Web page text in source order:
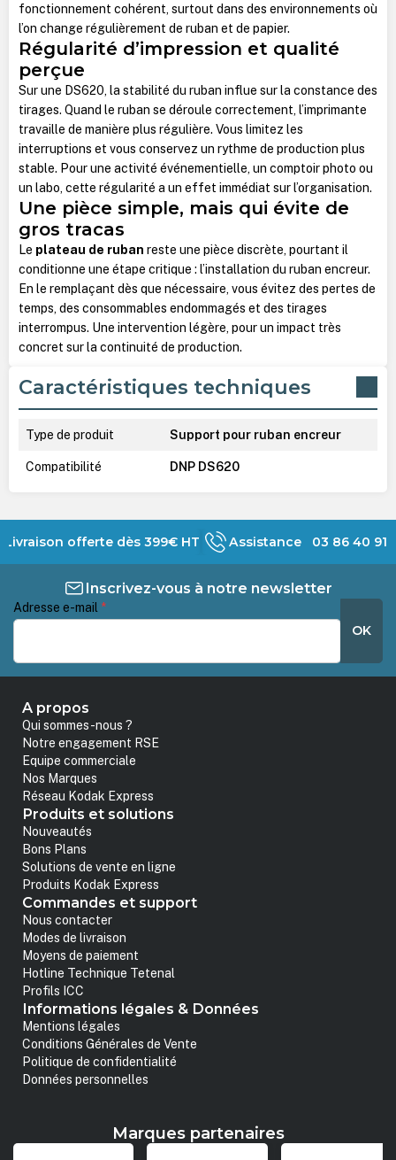
fonctionnement cohérent, surtout dans des environnements où
l’on change régulièrement de ruban et de papier.
Régularité d’impression et qualité
perçue
Sur une DS620, la stabilité du ruban influe sur la constance des
tirages. Quand le ruban se déroule correctement, l’imprimante
travaille de manière plus régulière. Vous limitez les
interruptions et vous conservez un rythme de production plus
stable. Pour une activité événementielle, un comptoir photo ou
un labo, cette régularité a un effet immédiat sur l’organisation.
Une pièce simple, mais qui évite de
gros tracas
Le plateau de ruban reste une pièce discrète, pourtant il
conditionne une étape critique : l’installation du ruban encreur.
En le remplaçant dès que nécessaire, vous évitez des pertes de
temps, des consommables endommagés et des tirages
interrompus. Une intervention légère, pour un impact très
concret sur la continuité de production.
Caractéristiques techniques
Type de produit Support pour ruban encreur
Compatibilité DNP DS620
Livraison offerte dès 399€ HT Assistance 03 86 40 91
Inscrivez-vous à notre newsletter
Adresse e-mail *
OK
A propos
Qui sommes-nous ?
Notre engagement RSE
Equipe commerciale
Nos Marques
Réseau Kodak Express
Produits et solutions
Nouveautés
Bons Plans
Solutions de vente en ligne
Produits Kodak Express
Commandes et support
Nous contacter
Modes de livraison
Moyens de paiement
Hotline Technique Tetenal
Profils ICC
Informations légales & Données
Mentions légales
Conditions Générales de Vente
Politique de confidentialité
Données personnelles
Marques partenaires